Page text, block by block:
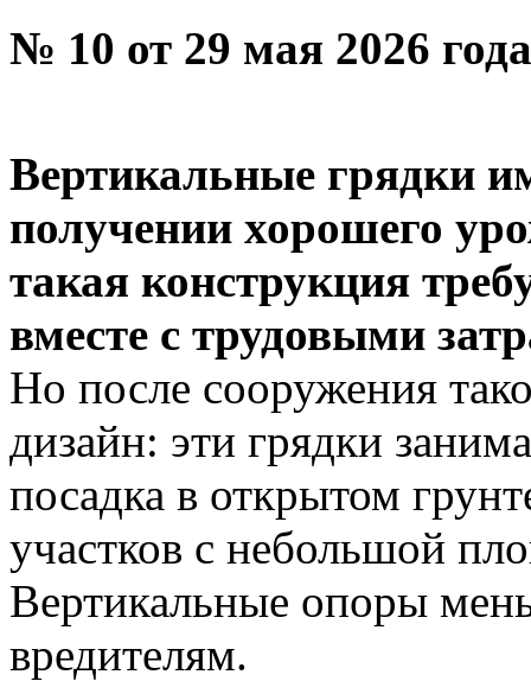
№ 10 от 29 мая 2026
Вертикальные грядки
получении хорошего
такая конструкция
вместе с трудовыми
Но после сооружения
дизайн: эти грядки
посадка в открытом
участков с небольшой
Вертикальные опоры­
вредителям.